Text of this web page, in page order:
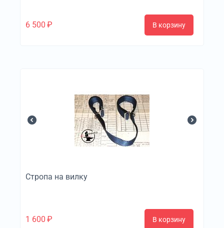
6 500 ₽ В корзину
Стропа на вилку
1 600 ₽ В корзину